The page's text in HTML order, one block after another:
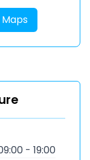
- 19:00